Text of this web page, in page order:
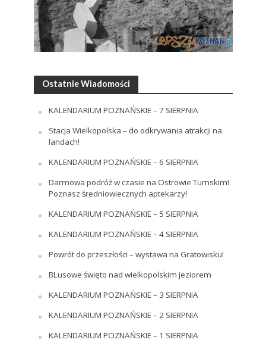
Ostatnie Wiadomości
KALENDARIUM POZNAŃSKIE – 7 SIERPNIA
Stacja Wielkopolska – do odkrywania atrakcji na
landach!
KALENDARIUM POZNAŃSKIE – 6 SIERPNIA
Darmowa podróż w czasie na Ostrowie Tumskim!
Poznasz średniowiecznych aptekarzy!
KALENDARIUM POZNAŃSKIE – 5 SIERPNIA
KALENDARIUM POZNAŃSKIE – 4 SIERPNIA
Powrót do przeszłości – wystawa na Gratowisku!
BLusowe święto nad wielkopolskim jeziorem
KALENDARIUM POZNAŃSKIE – 3 SIERPNIA
KALENDARIUM POZNAŃSKIE – 2 SIERPNIA
KALENDARIUM POZNAŃSKIE – 1 SIERPNIA